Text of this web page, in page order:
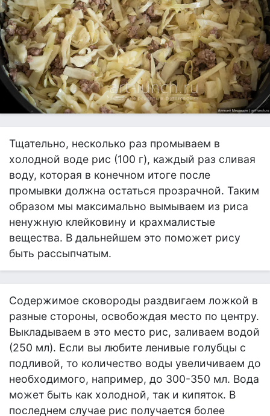
Тщательно, несколько раз промываем в
холодной воде рис (100 г), каждый раз сливая
воду, которая в конечном итоге после
промывки должна остаться прозрачной. Таким
образом мы максимально вымываем из риса
ненужную клейковину и крахмалистые
вещества. В дальнейшем это поможет рису
быть рассыпчатым.
Содержимое сковороды раздвигаем ложкой в
разные стороны, освобождая место по центру.
Выкладываем в это место рис, заливаем водой
(250 мл). Если вы любите ленивые голубцы с
подливой, то количество воды увеличиваем до
необходимого, например, до 300-350 мл. Вода
может быть как холодной, так и кипяток. В
последнем случае рис получается более